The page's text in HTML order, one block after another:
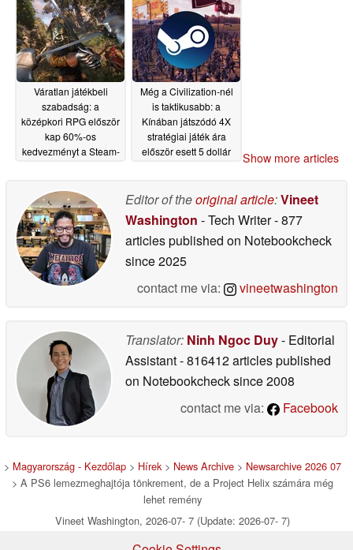
Váratlan játékbeli
szabadság: a
középkori RPG először
kap 60%-os
kedvezményt a Steam-
Még a Civilization-nél
is taktikusabb: a
Kínában játszódó 4X
stratégiai játék ára
először esett 5 dollár
Show more articles
Editor of theoriginal article:Vineet
Washington - Tech Writer- 877
articles published on Notebookcheck
since 2025
contact me via:
vineetwashington
Translator: Ninh Ngoc Duy- Editorial
Assistant- 816412 articles published
on Notebookchecksince 2008
contact me via:
Facebook
> Magyarország - Kezdőlap > Hírek> News Archive > Newsarchive 2026 07
> A PS6 lemezmeghajtója tönkrement, de a Project Helix számára még
lehet remény
Vineet Washington, 2026-07- 7 (Update: 2026-07- 7)